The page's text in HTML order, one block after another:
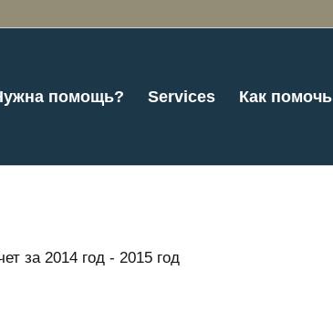
помощь? Services Как помочь
за 2014 год - 2015 год